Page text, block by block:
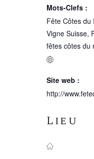
Mots-Clefs :
Fête Côtes du
Vigne Suisse,
fêtes côtes du
Site web :
http://
Lieu